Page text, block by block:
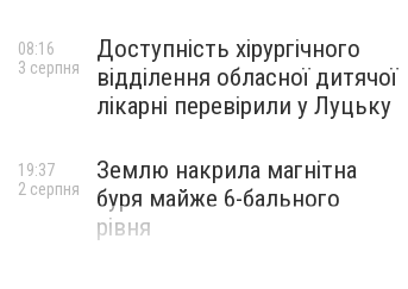
Доступність хірургічного
відділення обласної дитячої
лікарні перевірили у Луцьку
08:16
3 серпня
Землю накрила магнітна
буря майже 6-бального
рівня
19:37
2 серпня